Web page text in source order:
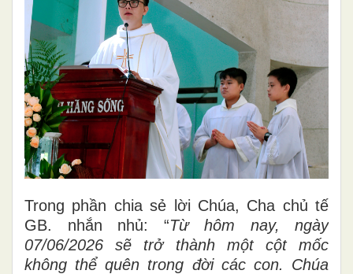
Trong phần chia sẻ lời Chúa, Cha chủ tế
GB. nhắn nhủ: “Từ hôm nay, ngày
07/06/2026 sẽ trở thành một cột mốc
không thể quên trong đời các con. Chúa